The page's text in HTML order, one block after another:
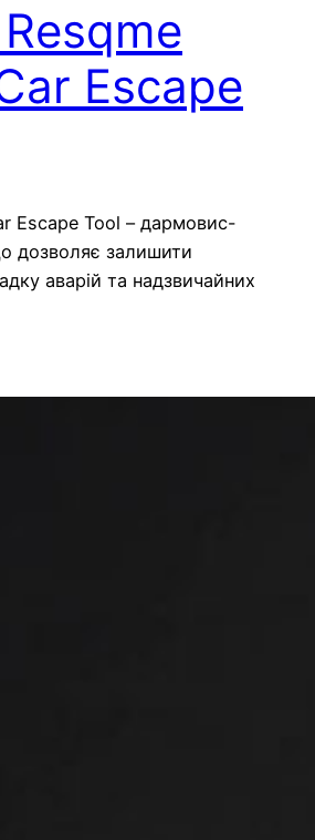
Escape
Escape Tool – дармовис-
дозволяє залишити
аварій та надзвичайних